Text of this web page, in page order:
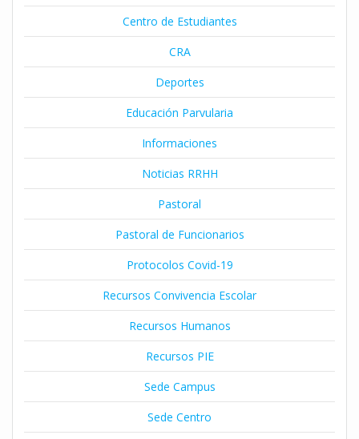
Centro de Estudiantes
CRA
Deportes
Educación Parvularia
Informaciones
Noticias RRHH
Pastoral
Pastoral de Funcionarios
Protocolos Covid-19
Recursos Convivencia Escolar
Recursos Humanos
Recursos PIE
Sede Campus
Sede Centro